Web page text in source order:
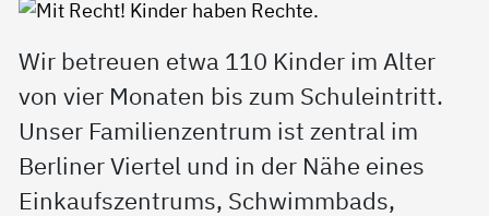
Wir betreuen etwa 110 Kinder im Alter
von vier Monaten bis zum Schuleintritt.
Unser Familienzentrum ist zentral im
Berliner Viertel und in der Nähe eines
Einkaufszentrums, Schwimmbads,